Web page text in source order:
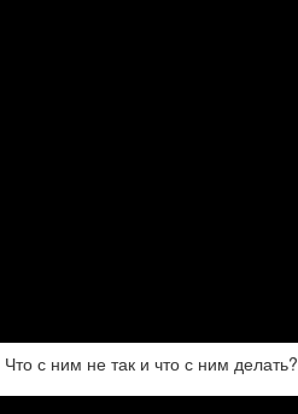
с ним не так и что с ним делать?